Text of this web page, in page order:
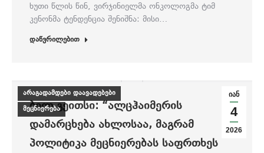
ხუთი წლის წინ, ვირჯინიელმა ონკოლოგმა ტიმ
კენონმა ტენდენცია შენიშნა: მისი…
დაწვრილებით
იან
4
2026
არაგადამდები დაავადებები
მეცნიერება
ᲑᲘᲚ ᲒᲔᲘᲗᲡᲘ: “ᲐᲚᲪᲰᲐᲘᲛᲔᲠᲘᲡ
ᲓᲐᲛᲐᲠᲪᲮᲔᲑᲐ ᲐᲮᲚᲝᲡᲐᲐ, ᲛᲐᲒᲠᲐᲛ
ᲞᲝᲚᲘᲢᲘᲙᲐ ᲛᲔᲪᲜᲘᲔᲠᲔᲑᲐᲡ ᲡᲐᲤᲠᲗᲮᲔᲡ